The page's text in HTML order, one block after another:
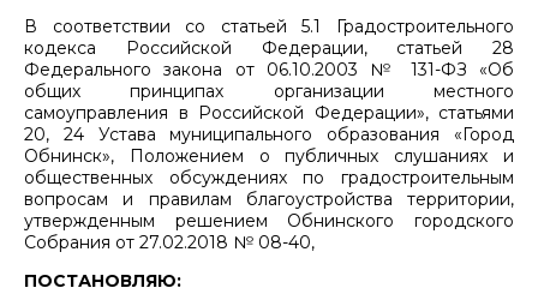
В соответствии со статьей 5.1 Градостроительного
кодекса Российской Федерации, статьей 28
Федерального закона от 06.10.2003 № 131-ФЗ «Об
общих принципах организации местного
самоуправления в Российской Федерации», статьями
20, 24 Устава муниципального образования «Город
Обнинск», Положением о публичных слушаниях и
общественных обсуждениях по градостроительным
вопросам и правилам благоустройства территории,
утвержденным решением Обнинского городского
Собрания от 27.02.2018 № 08-40,
ПОСТАНОВЛЯЮ: